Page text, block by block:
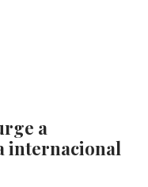
a
internacional